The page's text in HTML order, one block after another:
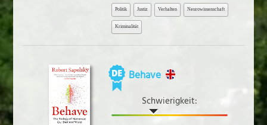
Politik Justiz Verhalten Neurowissenschaft
Kriminalität
Behave
Schwierigkeit: